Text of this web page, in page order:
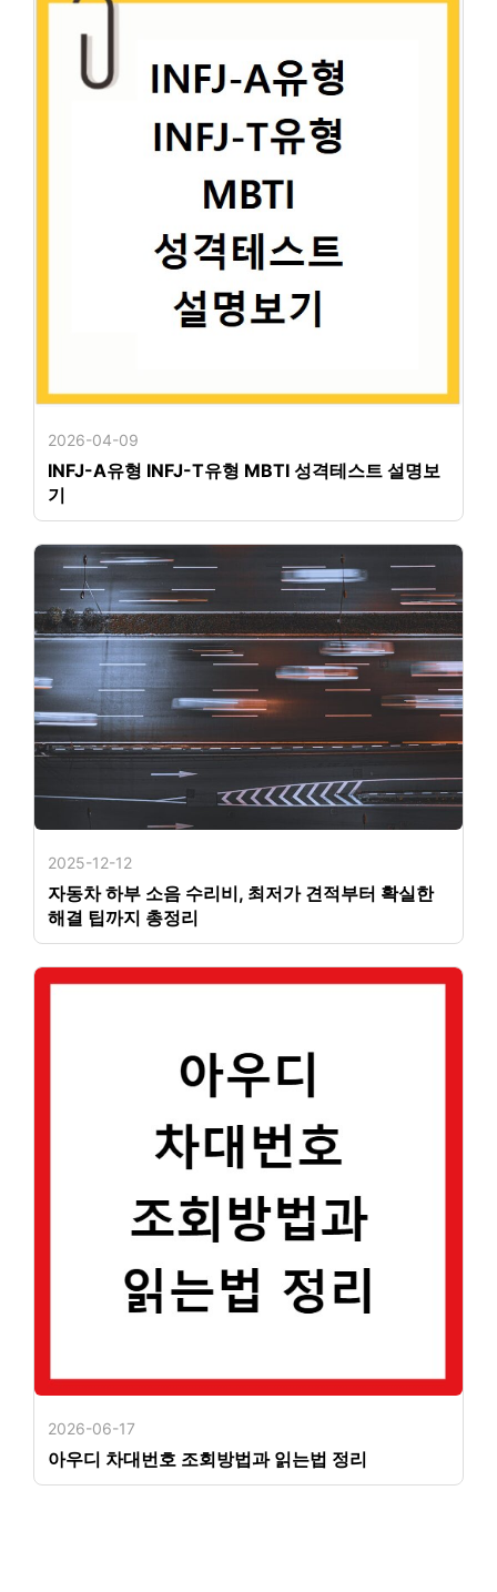
2026-04-09
INFJ-A유형 INFJ-T유형 MBTI 성격테스트 설명보
기
2025-12-12
자동차 하부 소음 수리비, 최저가 견적부터 확실한
해결 팁까지 총정리
2026-06-17
아우디 차대번호 조회방법과 읽는법 정리